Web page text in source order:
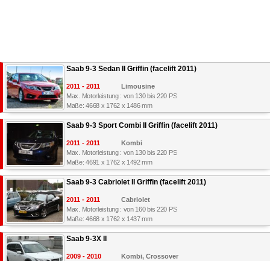
Saab 9-3 Sedan II Griffin (facelift 2011)
2011 - 2011
Limousine
Max. Motorleistung : von 130 bis 220 PS
Maße: 4668 x 1762 x 1486 mm
Saab 9-3 Sport Combi II Griffin (facelift 2011)
2011 - 2011
Kombi
Max. Motorleistung : von 130 bis 220 PS
Maße: 4691 x 1762 x 1492 mm
Saab 9-3 Cabriolet II Griffin (facelift 2011)
2011 - 2011
Cabriolet
Max. Motorleistung : von 160 bis 220 PS
Maße: 4668 x 1762 x 1437 mm
Saab 9-3X II
2009 - 2010
Kombi, Crossover